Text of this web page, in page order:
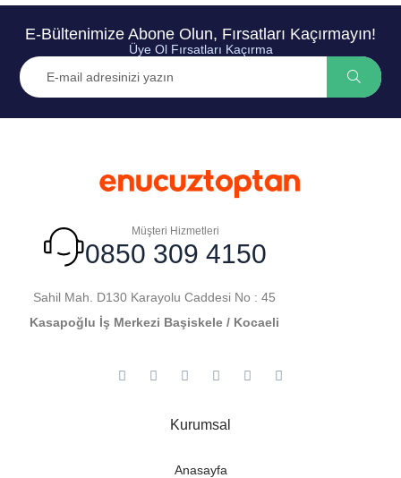
E-Bültenimize Abone Olun, Fırsatları Kaçırmayın!
Üye Ol Fırsatları Kaçırma
Müşteri Hizmetleri
0850 309 4150
Sahil Mah. D130 Karayolu Caddesi No : 45
Kasapoğlu İş Merkezi Başiskele / Kocaeli
Kurumsal
Anasayfa